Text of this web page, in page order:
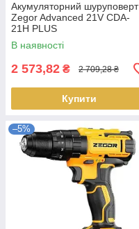
Акумуляторний шуруповерт
Zegor Advanced 21V CDA-
21H PLUS
В наявності
2 573,82 ₴ 2 709,28 ₴
Купити
–5%